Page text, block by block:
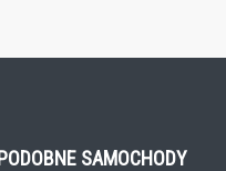
SAMOCHODY